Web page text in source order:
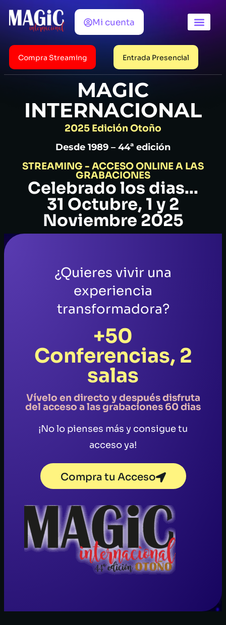
Entrada Presencial
Compra Streaming
Mi cuenta
MAGIC
INTERNACIONAL
2025 Edición Otoño
Desde 1989 – 44ª edición
STREAMING - ACCESO ONLINE A LAS
GRABACIONES
Celebrado los dias...
31 Octubre, 1 y 2
Noviembre 2025
¿Quieres vivir una
experiencia
transformadora?
+50
Conferencias, 2
salas
Vívelo en directo y después disfruta
del acceso a las grabaciones 60 dias
¡No lo pienses más y consigue tu
acceso ya!
Compra tu Acceso